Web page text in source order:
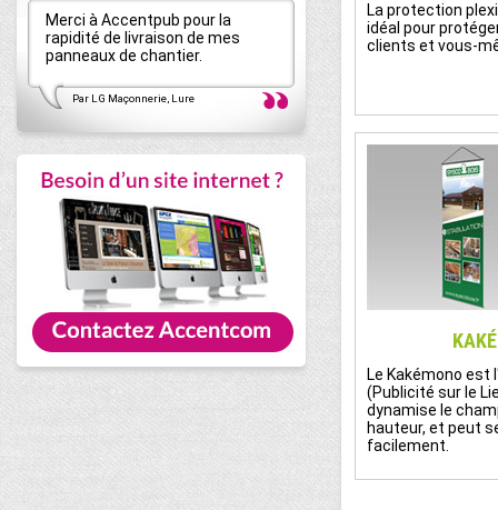
Merci à Accentpub pour la
rapidité de livraison de mes
panneaux de chantier.
Par LG Maçonnerie, Lure
AccentPub s'occupe de
ma communication
suis pleinement satisfait !
La protection
idéal pour
clients et vous-
Le Kakémono est
(Publicité sur le
dynamise le
hauteur, et peut
facilement.